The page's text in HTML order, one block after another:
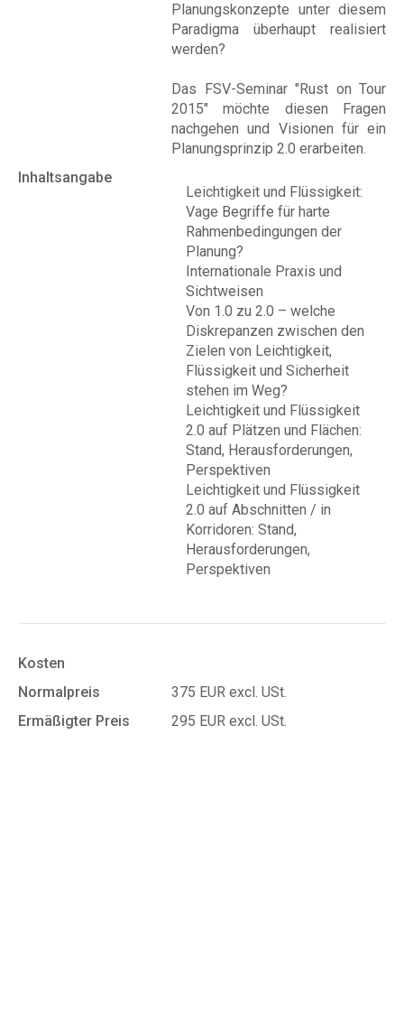
Planungskonzepte unter diesem
Paradigma überhaupt realisiert
werden?
Das FSV-Seminar "Rust on Tour
2015" möchte diesen Fragen
nachgehen und Visionen für ein
Planungsprinzip 2.0 erarbeiten.
Inhaltsangabe
Leichtigkeit und Flüssigkeit:
Vage Begriffe für harte
Rahmenbedingungen der
Planung?
Internationale Praxis und
Sichtweisen
Von 1.0 zu 2.0 – welche
Diskrepanzen zwischen den
Zielen von Leichtigkeit,
Flüssigkeit und Sicherheit
stehen im Weg?
Leichtigkeit und Flüssigkeit
2.0 auf Plätzen und Flächen:
Stand, Herausforderungen,
Perspektiven
Leichtigkeit und Flüssigkeit
2.0 auf Abschnitten / in
Korridoren: Stand,
Herausforderungen,
Perspektiven
Kosten
Normalpreis
375 EUR excl. USt.
Ermäßigter Preis
295 EUR excl. USt.